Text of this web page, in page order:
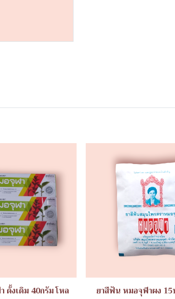
ดั้งเดิม 40กรัม โหล ยาสีฟัน หมอจุฬาผง